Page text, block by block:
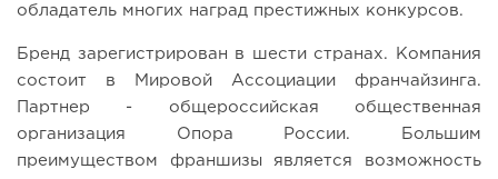
обладатель многих наград престижных конкурсов.
Бренд зарегистрирован в шести странах. Компания
состоит в Мировой Ассоциации франчайзинга.
Партнер - общероссийская общественная
организация Опора России. Большим
преимуществом франшизы является возможность